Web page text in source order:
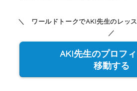
＼ ワールドトークでAKI先生のレッ
／
AKI先生のプロフ
移動する